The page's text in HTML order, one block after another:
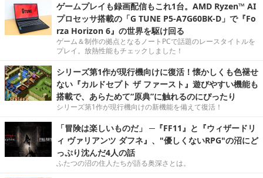
ゲームプレイも録画配信もこれ1台。AMD Ryzen™ AI
プロセッサ搭載の「G TUNE P5-A7G60BK-D」で『Fo
rza Horizon 6』の世界を駆け回る
ゲーム＆制作の拠点となるノートPCで話題のレースタイトルを
プレイ。放熱性能もチェックしました！
シリーズ第1作が現行機向けに復活！懐かしくも色褪せ
ない『カルドセプト ザ ファースト』遊びやすい機能も
搭載で、あらためて“原典”に触れるのにぴったり
シリーズ第1作が現行機向けの新機能を備えて復活！
「冒険は楽しいものだ」 ─『FF11』と『ウィザードリ
ィ ヴァリアンツ ダフネ』、"優しくないRPG"の沼にど
っぷり沈んだ4人の話
ふたつの沼の住人たちが語る奥深さとは。